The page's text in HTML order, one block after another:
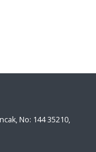
No: 144 35210,